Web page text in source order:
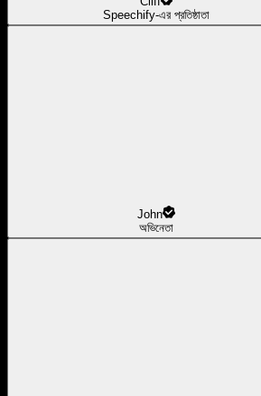
Speechify-এর প্রতিষ্ঠাতা
John
অভিনেতা